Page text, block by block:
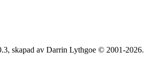
skapad av Darrin Lythgoe © 2001-2026.